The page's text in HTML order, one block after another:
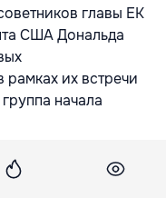
главы ЕК
США Дональда
рамках их встречи
начала
импорта СПГ в